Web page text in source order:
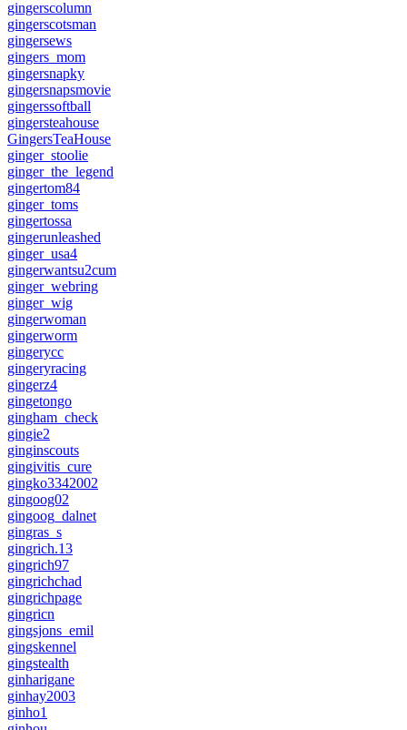
gingerscolumn
gingerscotsman
gingersews
gingers_mom
gingersnapky
gingersnapsmovie
gingerssoftball
gingersteahouse
GingersTeaHouse
ginger_stoolie
ginger_the_legend
gingertom84
ginger_toms
gingertossa
gingerunleashed
ginger_usa4
gingerwantsu2cum
ginger_webring
ginger_wig
gingerwoman
gingerworm
gingerycc
gingeryracing
gingerz4
gingetongo
gingham_check
gingie2
ginginscouts
gingivitis_cure
gingko3342002
gingoog02
gingoog_dalnet
gingras_s
gingrich.13
gingrich97
gingrichchad
gingrichpage
gingricn
gingsjons_emil
gingskennel
gingstealth
ginharigane
ginhay2003
ginho1